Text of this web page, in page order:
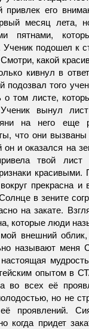
привлек его
месяц лета,
пятнами,
подошел к
какой
кивнул в
подозвал того
о том листе,
вынул
на него еще
что они вызваны
он и оказался на
твой
прекрасна
в зените
на закате.
которые люди
внешний облик,
называют
опытом в
во всех её
но не
проявлений.
когда придет